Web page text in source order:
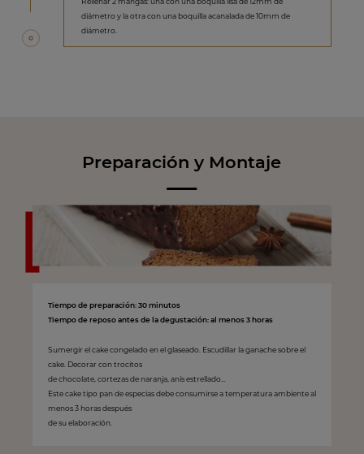
diámetro y la otra con una boquilla acanalada de 10mm de
diámetro.
Preparación y Montaje
Tiempo de preparación: 30 minutos
Tiempo de reposo antes de la degustación: al menos 3 horas
Sumergir el cake congelado en el glaseado. Escudillar la ganache sobre el
cake. Decorar con trocitos
de chocolate, cortezas de naranja, anís estrellado…
Este cake tipo pan de especias debe consumirse a temperatura ambiente al
menos 3 horas después
de su elaboración.